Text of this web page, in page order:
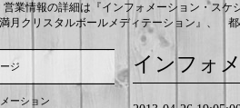
業情報の詳細は『インフォメーション・ス
満月クリスタルボールメディテーション』、
インフォ
ジ
ーション